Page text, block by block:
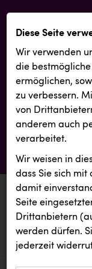
aktuelle
aktuelle
Diese Seite
Wir verwenden
die best­mögliche
ermöglichen,
zu verbessern.
von
anderem auch
verarbeitet.
Wir weisen in
dass Sie sich mit
damit
Seite
Drittanbietern
werden dürfen.
jederzeit